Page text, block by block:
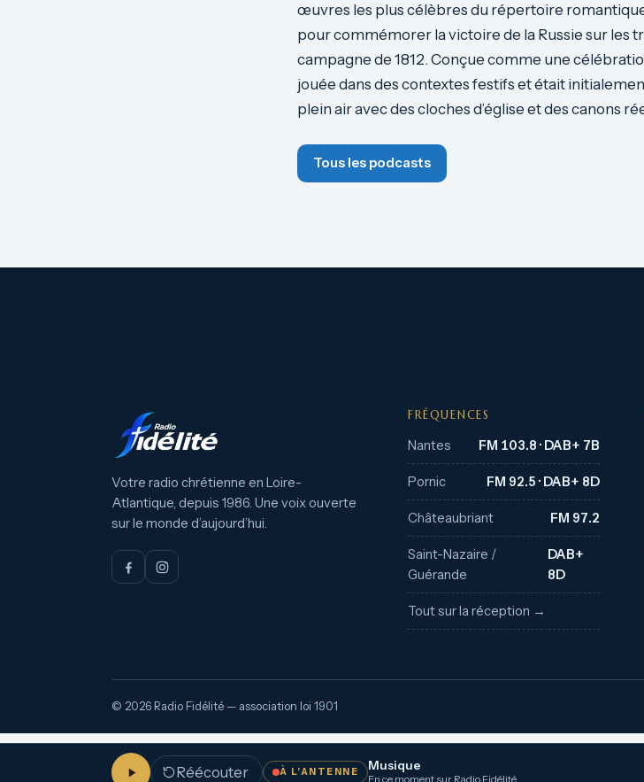
œuvres les plus célèbres du répertoire
pour commémorer la victoire de la Russie sur les
campagne de 1812. Conçue comme une
jouée dans des contextes festifs et était
plein air avec des cloches d’église et des canons
Tous les podcasts
Votre radio chrétienne en Loire-
Atlantique, depuis 1986. Une voix ouverte
sur le monde d’aujourd’hui.
FRÉQUENCES
Nantes FM 103.8 · DAB+ 7B
Pornic FM 92.5 · DAB+ 8D
Châteaubriant FM 97.2
Saint-Nazaire /
Guérande
DAB+
8D
Tout sur la réception →
© 2026 Radio Fidélité — association loi 1901
Réécouter À L’ANTENNE Musique
En ce moment sur Radio Fidélité